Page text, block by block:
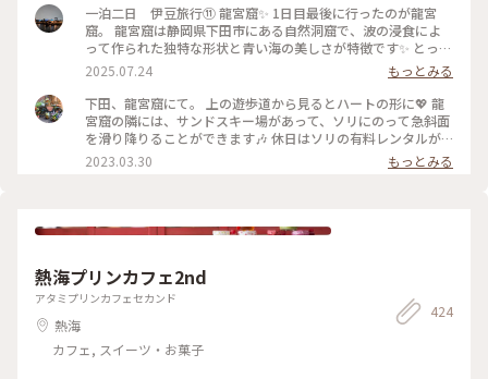
一泊二日 伊豆旅行⑪ 龍宮窟✨️ 1日目最後に行ったのが龍宮
窟。 龍宮窟は静岡県下田市にある自然洞窟で、波の浸食によ
って作られた独特な形状と青い海の美しさが特徴です✨️ とって
も神秘的でした✨️ 柵までしかいけませんが、素敵な景色に大満
足です。 駐車場の近くの階段を降りてすぐです💡 １日で、こ
れだけ色々まわりましたが、ちょうどルート上にあるところを
ほとんど寄ってる感じなので、ゆっくり観光満喫出来ました😊
#龍宮窟 #ゆるり夏時間 #開運旅
2025.07.24
もっとみる
下田、龍宮窟にて。 上の遊歩道から見るとハートの形に💖 龍
宮窟の隣には、サンドスキー場があって、ソリにのって急斜面
を滑り降りることができます🎶 休日はソリの有料レンタルが
あるみたいなのですが、行った日は平日でレンタルをしておら
ず…💦 ソリで遊んでいる親子を眺めていたら、ソリを貸してい
🙇‍♀️✨ #私のことりっぷ旅 #花だより #レトロな街 #Myことりっ
2023.03.30 もっとみる
熱海プリンカフェ2nd
アタミプリンカフェセカンド
熱海
カフェ, スイーツ・お菓子
424